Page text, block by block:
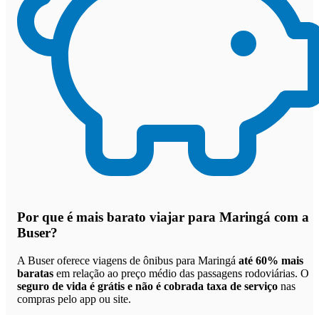
Por que é mais barato viajar para Maringá com a
Buser?
A Buser oferece viagens de ônibus para Maringá até 60% mais
baratas em relação ao preço médio das passagens rodoviárias. O
seguro de vida é grátis e não é cobrada taxa de serviço nas
compras pelo app ou site.